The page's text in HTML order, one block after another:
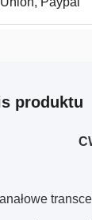
produktu